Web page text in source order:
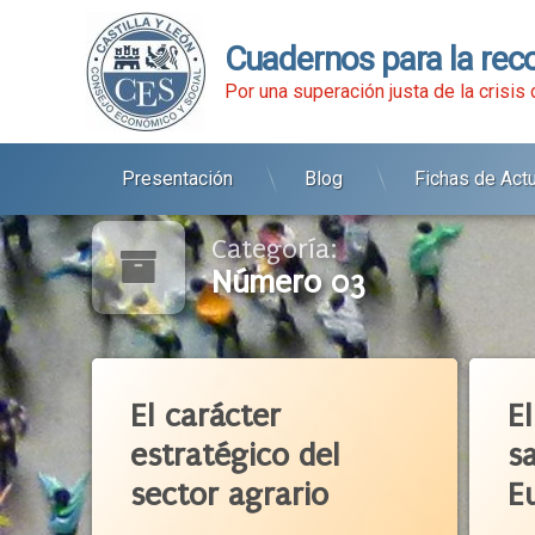
contenido
Cuadernos para la
Por una superación justa de la crisis
Presentación Blog Fichas de
Categoría:
Número 03
El carácter
estratégico del
sector agrario
Agenda 2030
Alimentación Sana
Alimentos
Brexit